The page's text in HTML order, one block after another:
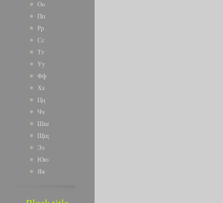
Оо
Пп
Рр
Сс
Тт
Уу
Фф
Хх
Цц
Чч
Шш
Щщ
Ээ
Юю
Яя